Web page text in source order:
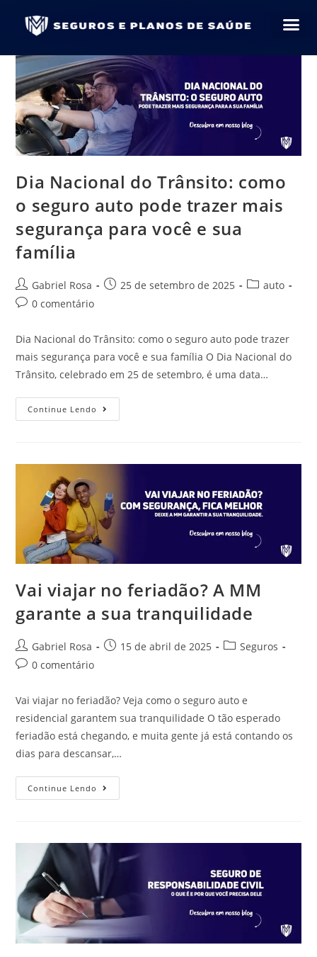
Dia Nacional do Trânsito: como
o seguro auto pode trazer mais
segurança para você e sua
família
Gabriel Rosa 25 de setembro de 2025
auto
0 comentário
Dia Nacional do Trânsito: como o seguro auto pode trazer
mais segurança para você e sua família O Dia Nacional do
Trânsito, celebrado em 25 de setembro, é uma data…
Continue Lendo
Vai viajar no feriadão? A MM
garante a sua tranquilidade
Gabriel Rosa 15 de abril de 2025
Seguros
0 comentário
Vai viajar no feriadão? Veja como o seguro auto e
residencial garantem sua tranquilidade O tão esperado
feriadão está chegando, e muita gente já está contando os
dias para descansar,…
Continue Lendo